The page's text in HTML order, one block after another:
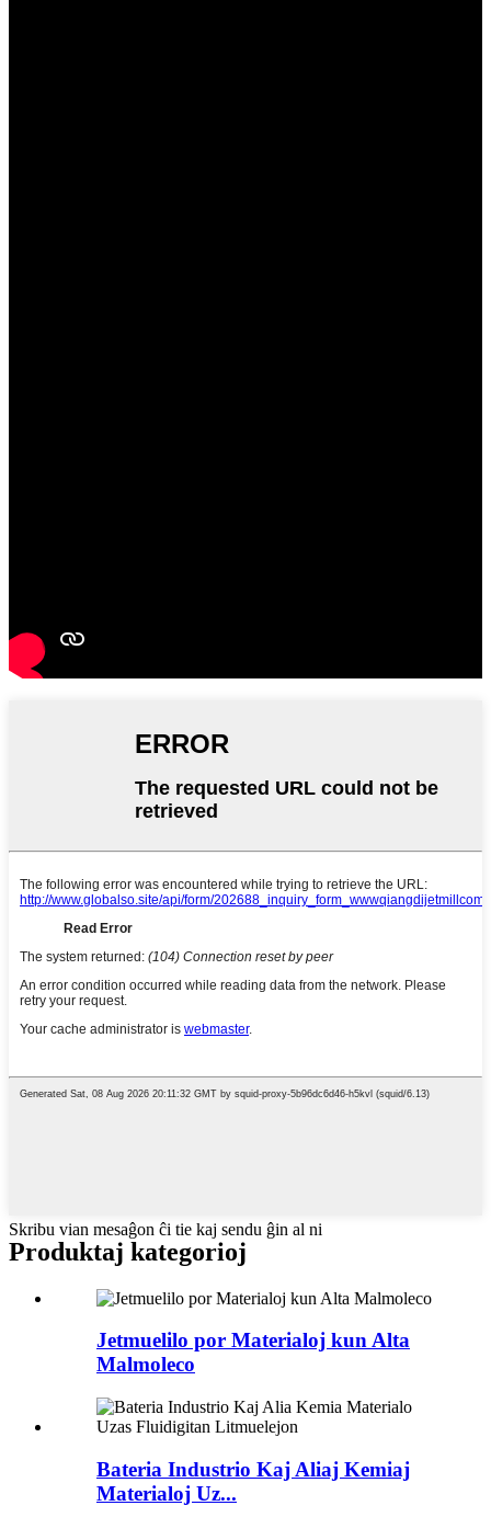
Skribu vian mesaĝon ĉi tie kaj sendu ĝin al ni
Produktaj kategorioj
Jetmuelilo por Materialoj kun Alta
Malmoleco
Bateria Industrio Kaj Aliaj Kemiaj
Materialoj Uz...